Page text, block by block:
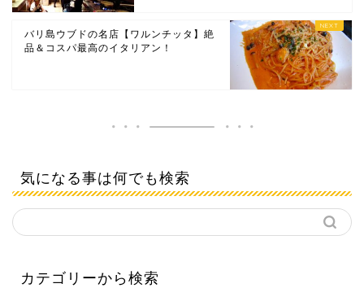
バリ島ウブドの名店【ワルンチッタ】絶
品＆コスパ最高のイタリアン！
気になる事は何でも検索
カテゴリーから検索